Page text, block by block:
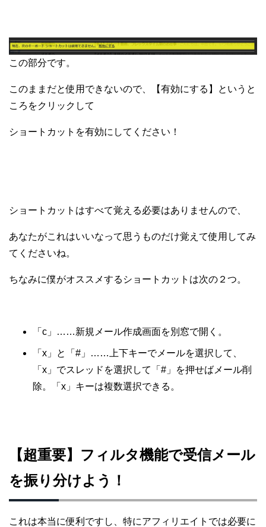
この部分です。
このままだと使用できないので、【有効にする】というと
ころをクリックして
ショートカットを有効にしてください！
ショートカットはすべて覚える必要はありませんので、
あなたがこれはいいなって思うものだけ覚えて使用してみ
てくださいね。
ちなみに僕がオススメするショートカットは次の２つ。
「c」……新規メール作成画面を別窓で開く。
「x」と「#」……上下キーでメールを選択して、
「x」でスレッドを選択して「#」を押せばメール削
除。「x」キーは複数選択できる。
【超重要】フィルタ機能で受信メール
を振り分けよう！
これは本当に便利ですし、特にアフィリエイトでは必要に